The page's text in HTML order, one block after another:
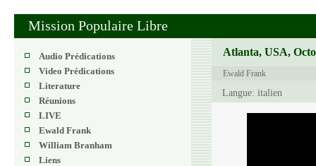
Mission Populaire Libre
Audio Prédications
Video Prédications
Literature
Réunions
LIVE
Ewald Frank
William Branham
Liens
Atlanta, USA,
Ewald Frank
Langue: italien